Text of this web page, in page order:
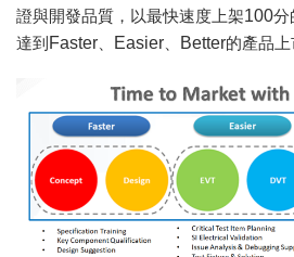
證與開發品質，以最快速度上架100分
達到 Faster Easier Better的產品上